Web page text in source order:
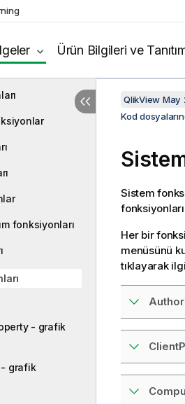
Ürün Bilgileri ve
fonksiyonları
- grafik
- grafik
QlikView May
Kod
Sistem
Her bir
menüsünü
tıklayarak
Author